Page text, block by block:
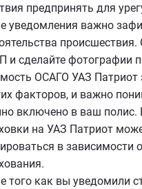
предпринять для
уведомления важно
происшествия.
и сделайте фотографии
ОСАГО УАЗ Патриот
факторов, и важно
включено в ваш полис.
на УАЗ Патриот
в зависимости
того как вы уведомили